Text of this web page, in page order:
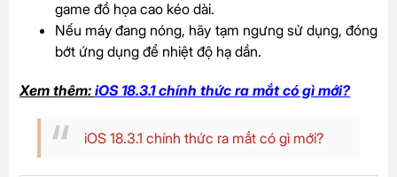
game đồ họa cao kéo dài.
Nếu máy đang nóng, hãy tạm ngưng sử dụng, đóng
bớt ứng dụng để nhiệt độ hạ dần.
Xem thêm: iOS 18.3.1 chính thức ra mắt có gì mới?
iOS 18.3.1 chính thức ra mắt có gì mới?